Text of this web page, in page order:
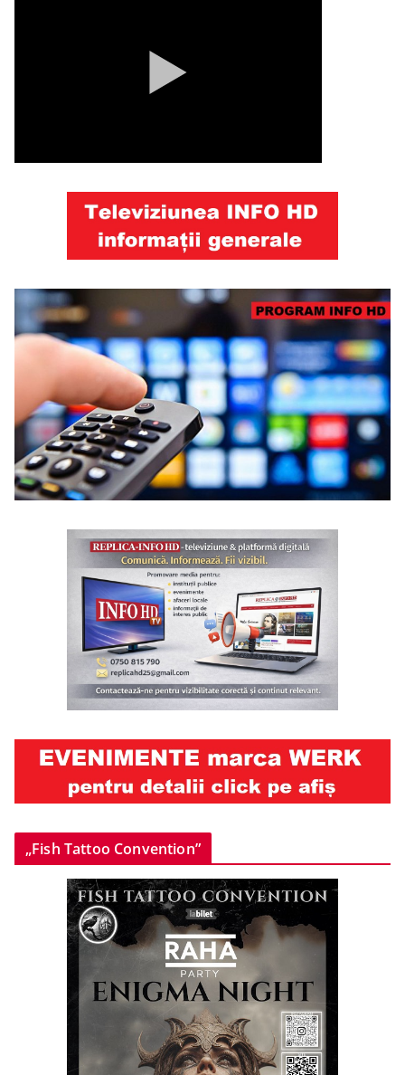
„Fish Tattoo Convention”